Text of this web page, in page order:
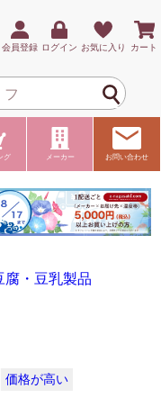
会員登録 ログイン お気に入り カート
グ メーカー お問い合わせ
腐・豆乳製品
価格が高い